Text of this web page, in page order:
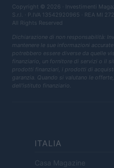
Copyright © 2026 · Investimenti
S.r.l. · P.IVA 13542920965 · REA MI
All Rights Reserved
Dichiarazione di non responsabilità:
mantenere le sue informazioni
potrebbero essere diverse da quelle
finanziario, un fornitore di servizi o il
prodotti finanziari, i prodotti di
garanzia. Quando si valutano le
dell'istituto finanziario.
ITALIA
Casa Magazine